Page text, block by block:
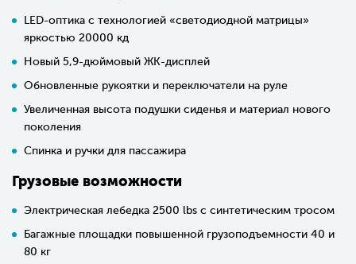
LED-оптика с технологией «светодиодной матрицы»
яркостью 20000 кд
Новый 5,9-дюймовый ЖК-дисплей
Обновленные рукоятки и переключатели на руле
Увеличенная высота подушки сиденья и материал нового
поколения
Спинка и ручки для пассажира
Грузовые возможности
Электрическая лебедка 2500 lbs с синтетическим тросом
Багажные площадки повышенной грузоподъемности 40 и
80 кг